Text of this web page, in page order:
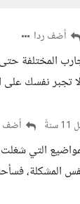
أضف ردا
المختلفة
تجبر نفسك
أضف
التي شغلت
المشكلة،